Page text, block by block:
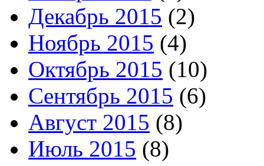
Декабрь 2015 (2)
Ноябрь 2015 (4)
Октябрь 2015 (10)
Сентябрь 2015 (6)
Август 2015 (8)
Июль 2015 (8)